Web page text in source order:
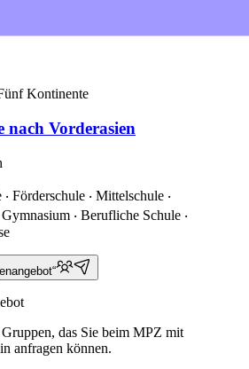
Kontinente
nach Vorderasien
Förderschule ‧ Mittelschule ‧
‧ Berufliche Schule ‧
das Sie beim MPZ mit
anfragen können.